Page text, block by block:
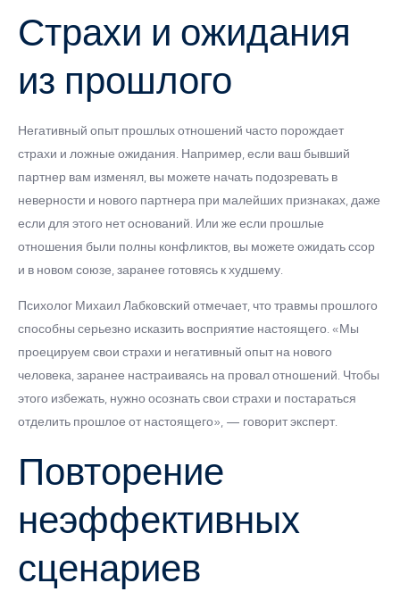
Страхи и ожидания
из прошлого
Негативный опыт прошлых отношений часто порождает
страхи и ложные ожидания. Например, если ваш бывший
партнер вам изменял, вы можете начать подозревать в
неверности и нового партнера при малейших признаках, даже
если для этого нет оснований. Или же если прошлые
отношения были полны конфликтов, вы можете ожидать ссор
и в новом союзе, заранее готовясь к худшему.
Психолог Михаил Лабковский отмечает, что травмы прошлого
способны серьезно исказить восприятие настоящего. «Мы
проецируем свои страхи и негативный опыт на нового
человека, заранее настраиваясь на провал отношений. Чтобы
этого избежать, нужно осознать свои страхи и постараться
отделить прошлое от настоящего», — говорит эксперт.
Повторение
неэффективных
сценариев